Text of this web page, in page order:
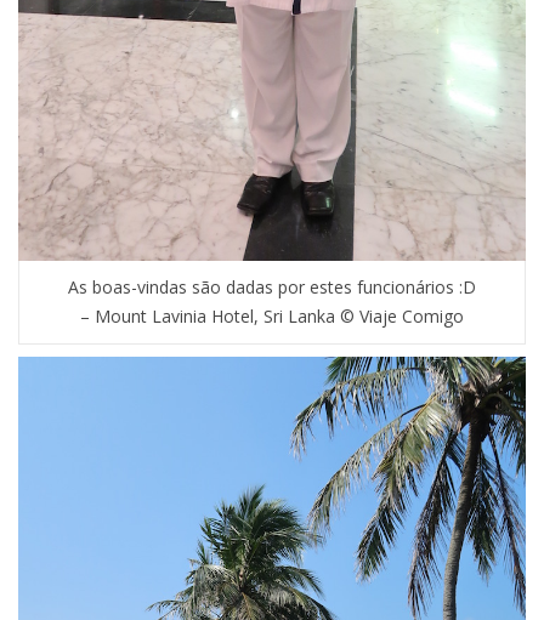
As boas-vindas são dadas por estes funcionários :D
– Mount Lavinia Hotel, Sri Lanka © Viaje Comigo